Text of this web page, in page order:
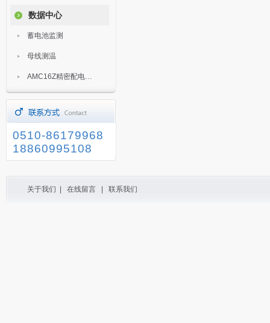
数据中心
蓄电池监测
母线测温
AMC16Z精密配电监控装置
0510-86179968
18860995108
关于我们 在线留言 联系我们